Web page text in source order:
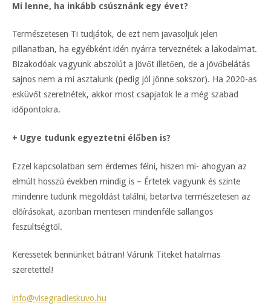
Mi lenne, ha inkább csúsznánk egy évet?
Természetesen Ti tudjátok, de ezt nem javasoljuk jelen
pillanatban, ha egyébként idén nyárra terveznétek a lakodalmat.
Bizakodóak vagyunk abszolút a jövőt illetően, de a jövőbelátás
sajnos nem a mi asztalunk (pedig jól jönne sokszor). Ha 2020-as
esküvőt szeretnétek, akkor most csapjatok le a még szabad
időpontokra.
+ Ugye tudunk egyeztetni élőben is?
Ezzel kapcsolatban sem érdemes félni, hiszen mi- ahogyan az
elmúlt hosszú években mindig is – Értetek vagyunk és szinte
mindenre tudunk megoldást találni, betartva természetesen az
előírásokat, azonban mentesen mindenféle sallangos
feszültségtől.
Keressetek bennünket bátran! Várunk Titeket hatalmas
szeretettel!
info@visegradieskuvo.hu